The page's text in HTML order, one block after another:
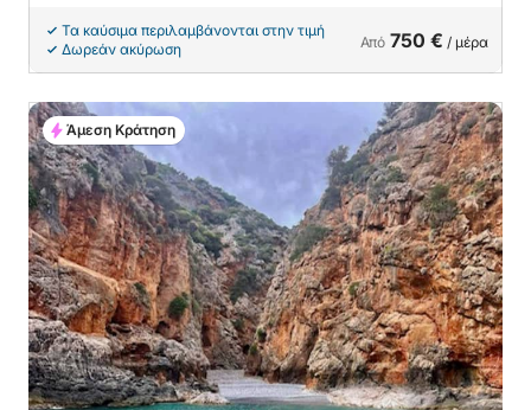
Τα καύσιμα περιλαμβάνονται στην τιμή
Δωρεάν ακύρωση
Από 750 € / μέρα
Άμεση Κράτηση